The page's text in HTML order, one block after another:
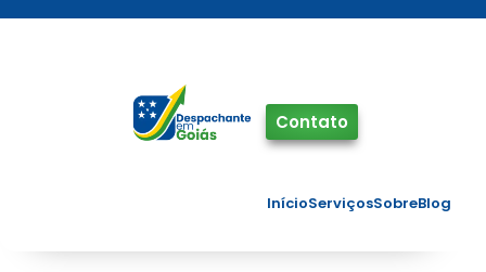
Blog
Sobre
Serviços
Início
Contato